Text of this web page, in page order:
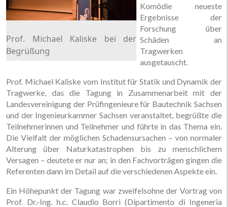
Prof. Michael Kaliske bei der
Begrüßung
Komödie neueste
Ergebnisse der
Forschung über
Schäden an
Tragwerken
ausgetauscht.
Prof. Michael Kaliske vom Institut für Statik und Dynamik der
Tragwerke, das die Tagung in Zusammenarbeit mit der
Landesvereinigung der Prüfingenieure für Bautechnik Sachsen
und der Ingenieurkammer Sachsen veranstaltet, begrüßte die
Teilnehmerinnen und Teilnehmer und führte in das Thema ein.
Die Vielfalt der möglichen Schadensursachen – von normaler
Alterung über Naturkatastrophen bis zu menschlichem
Versagen – deutete er nur an; in den Fachvorträgen gingen die
Referenten dann im Detail auf die verschiedenen Aspekte ein.
Ein Höhepunkt der Tagung war zweifelsohne der Vortrag von
Prof. Dr.-Ing. h.c. Claudio Borri (Dipartimento di Ingeneria